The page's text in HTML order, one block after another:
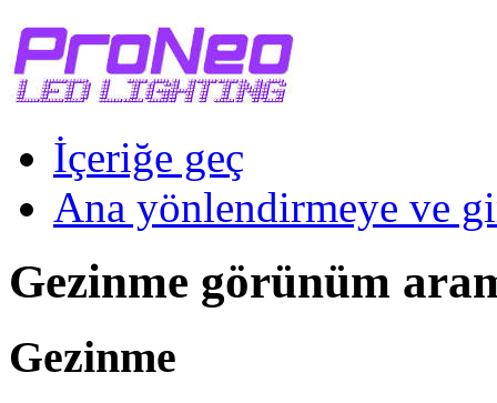
İçeriğe geç
Ana yönlendirmeye ve
Gezinme görünüm
Gezinme